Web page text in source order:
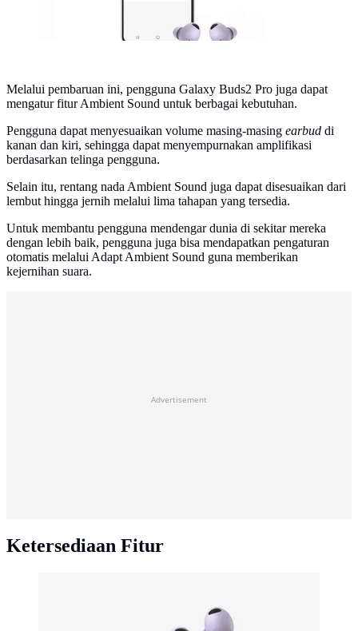
Melalui pembaruan ini, pengguna Galaxy Buds2 Pro juga dapat
mengatur fitur Ambient Sound untuk berbagai kebutuhan.
Pengguna dapat menyesuaikan volume masing-masing earbud di
kanan dan kiri, sehingga dapat menyempurnakan amplifikasi
berdasarkan telinga pengguna.
Selain itu, rentang nada Ambient Sound juga dapat disesuaikan dari
lembut hingga jernih melalui lima tahapan yang tersedia.
Untuk membantu pengguna mendengar dunia di sekitar mereka
dengan lebih baik, pengguna juga bisa mendapatkan pengaturan
otomatis melalui Adapt Ambient Sound guna memberikan
kejernihan suara.
Advertisement
Ketersediaan Fitur